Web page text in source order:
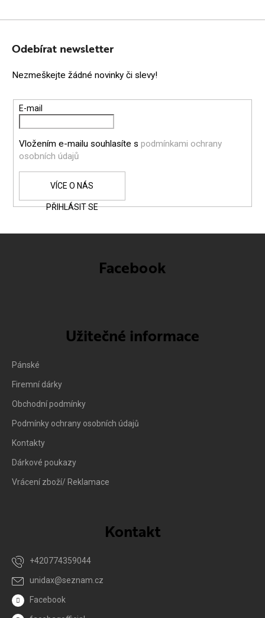
Z
Odebírat newsletter
Nezmeškejte žádné novinky či slevy!
E-mail
Vložením e-mailu souhlasíte s podmínkami ochrany
osobních údajů
PŘIHLÁSIT SE
Facebook
Užitečné informace
Pánské
Firemní dárky
Obchodní podmínky
Podmínky ochrany osobních údajů
Kontakty
Dárkové poukazy
Vrácení zboží/ Reklamace
Kontakt
unidax@seznam.cz
+420774359044
Facebook